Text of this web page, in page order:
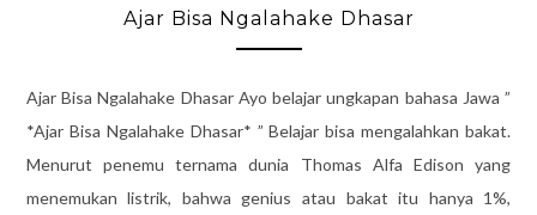
Ajar Bisa Ngalahake Dhasar
Ajar Bisa Ngalahake Dhasar Ayo belajar ungkapan bahasa Jawa ”
*Ajar Bisa Ngalahake Dhasar* ” Belajar bisa mengalahkan bakat.
Menurut penemu ternama dunia Thomas Alfa Edison yang
menemukan listrik, bahwa genius atau bakat itu hanya 1%,